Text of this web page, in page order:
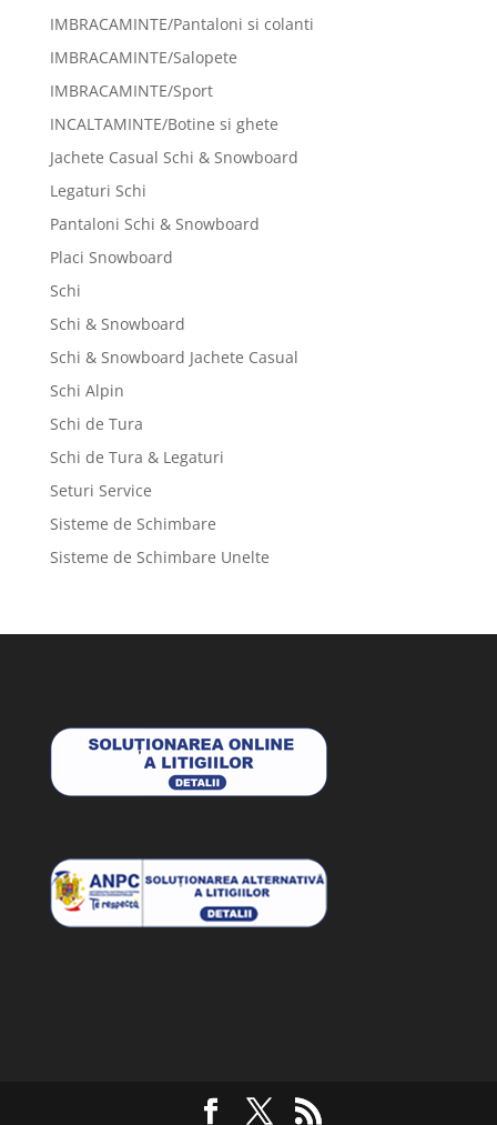
IMBRACAMINTE/Pantaloni si colanti
IMBRACAMINTE/Salopete
IMBRACAMINTE/Sport
INCALTAMINTE/Botine si ghete
Jachete Casual Schi & Snowboard
Legaturi Schi
Pantaloni Schi & Snowboard
Placi Snowboard
Schi
Schi & Snowboard
Schi & Snowboard Jachete Casual
Schi Alpin
Schi de Tura
Schi de Tura & Legaturi
Seturi Service
Sisteme de Schimbare
Sisteme de Schimbare Unelte